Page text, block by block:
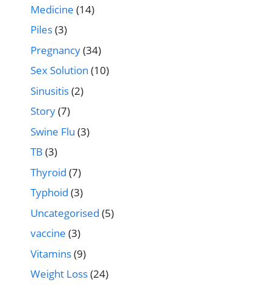
Medicine (14)
Piles(3)
Pregnancy(34)
Sex Solution (10)
Sinusitis(2)
Story(7)
Swine Flu (3)
TB (3)
Thyroid (7)
Typhoid (3)
Uncategorised (5)
vaccine (3)
Vitamins(9)
Weight Loss(24)